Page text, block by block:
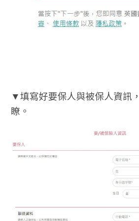
▼填寫好要保人與被保人資訊
瞭。